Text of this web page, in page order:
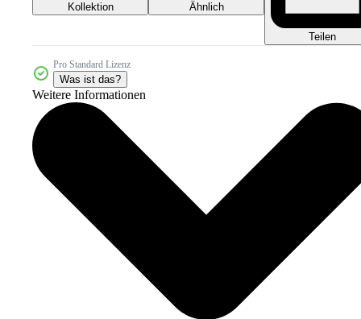
Kollektion Ähnlich
Teilen
Pro Standard Lizenz
Was ist das?
Weitere Informationen